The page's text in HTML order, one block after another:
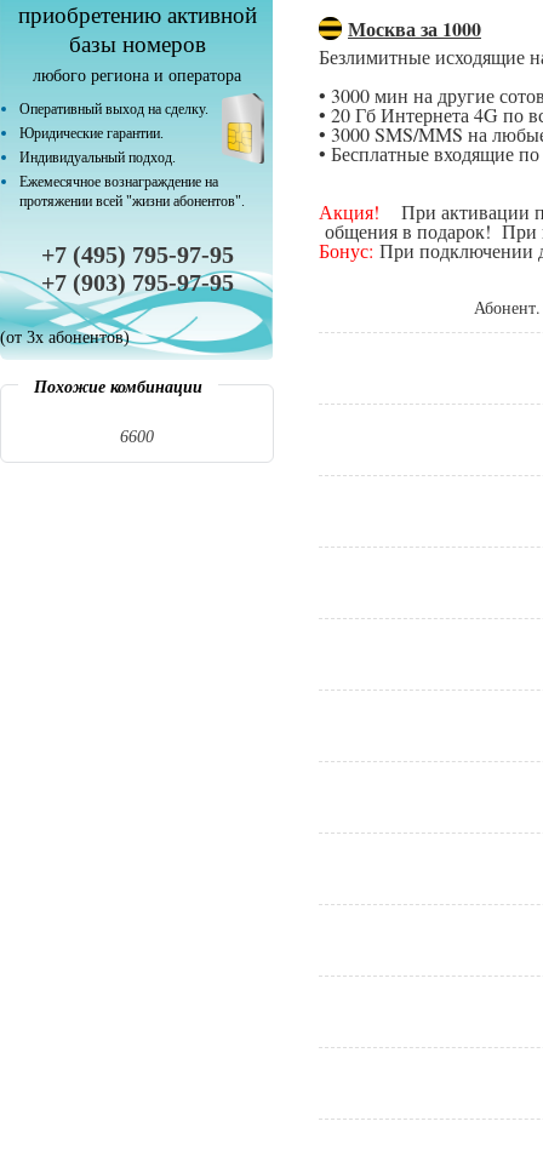
приобретению активной
базы номеров
любого региона и оператора
Оперативный выход на сделку.
Юридические гарантии.
Индивидуальный подход.
Ежемесячное вознаграждение на
протяжении всей "жизни абонентов".
+7 (495) 795-97-95
+7 (903) 795-97-95
(от 3х абонентов)
Похожие комбинации
6600
Москва за 1000
Безлимитные исходящие
• 3000 мин на другие
• 20 Гб Интернета 4G по
• 3000 SMS/MMS на
• Бесплатные входящие
Акция! При активации
общения в подарок! При
Бонус: При подключении